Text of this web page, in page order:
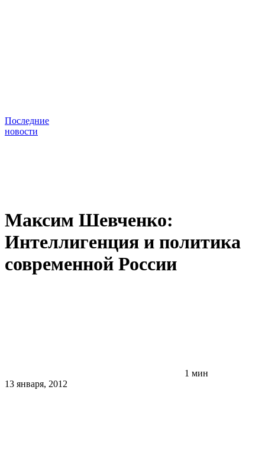
Последние
новости
Максим Шевченко:
Интеллигенция и политика
современной России
1 мин
13 января, 2012